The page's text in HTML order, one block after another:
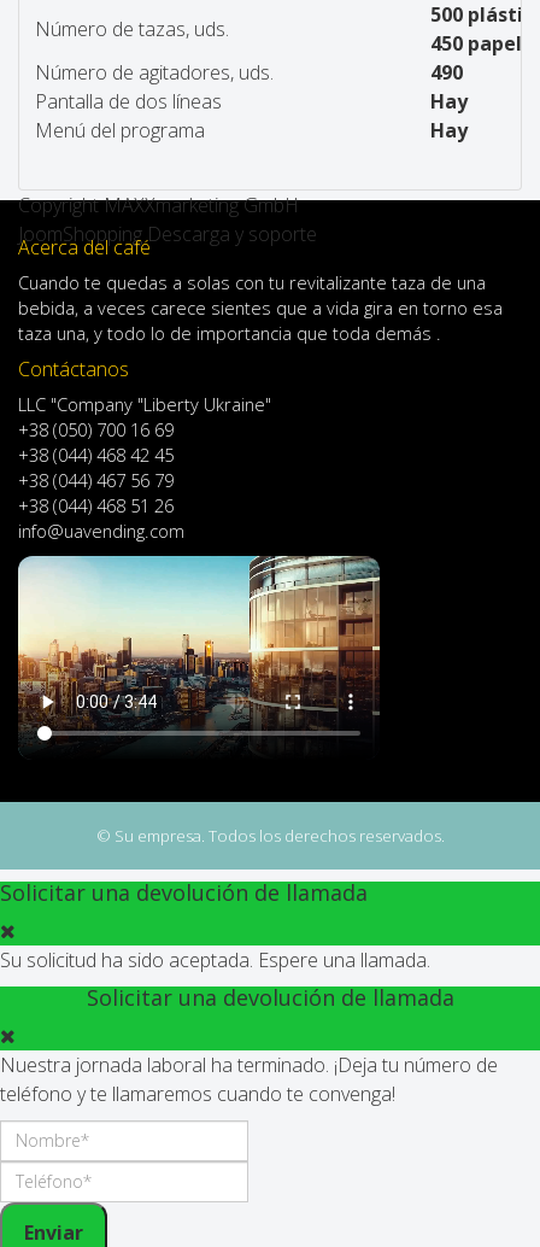
Número de tazas, uds.
500
450 papel
Número de agitadores, uds.
490
Pantalla de dos líneas
Hay
Menú del programa
Hay
Copyright MAXXmarketing GmbH
JoomShopping Descarga y soporte
Acerca del café
Cuando te quedas a solas con tu revitalizante taza de una
bebida, a veces carece sientes que a vida gira en torno esa
taza una, y todo lo de importancia que toda demás .
Contáctanos
LLC "Company "Liberty Ukraine"
+38 (050) 700 16 69
+38 (044) 468 42 45
+38 (044) 467 56 79
+38 (044) 468 51 26
info@uavending.com
© Su empresa. Todos los derechos reservados.
Solicitar una devolución de llamada
Su solicitud ha sido aceptada. Espere una llamada.
Solicitar una devolución de llamada
Nuestra jornada laboral ha terminado. ¡Deja tu número de
teléfono y te llamaremos cuando te convenga!
Enviar